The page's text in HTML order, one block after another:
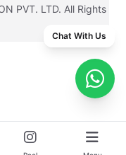
PVT. LTD. All Rights
Chat With Us